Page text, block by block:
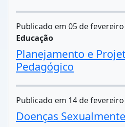
Publicado em 05 de
Educação
Planejamento e
Pedagógico
Publicado em 14 de
Doenças